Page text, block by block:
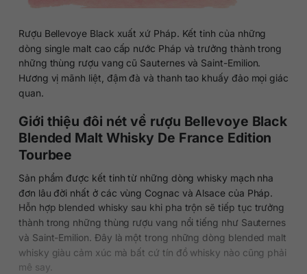
Rượu Bellevoye Black xuất xứ Pháp. Kết tinh của những
dòng single malt cao cấp nước Pháp và trưởng thành trong
những thùng rượu vang cũ Sauternes và Saint-Emilion.
Hương vị mãnh liệt, đậm đà và thanh tao khuấy đảo mọi giác
quan.
Giới thiệu đôi nét về rượu Bellevoye Black
Blended Malt Whisky De France Edition
Tourbee
Sản phẩm được kết tinh từ những dòng whisky mạch nha
đơn lâu đời nhất ở các vùng Cognac và Alsace của Pháp.
Hỗn hợp blended whisky sau khi pha trộn sẽ tiếp tục trưởng
thành trong những thùng rượu vang nổi tiếng như Sauternes
và Saint-Emilion. Đây là một trong những dòng blended malt
whisky giàu cảm xúc mà bất cứ tín đồ whisky nào cũng phải
mê say.